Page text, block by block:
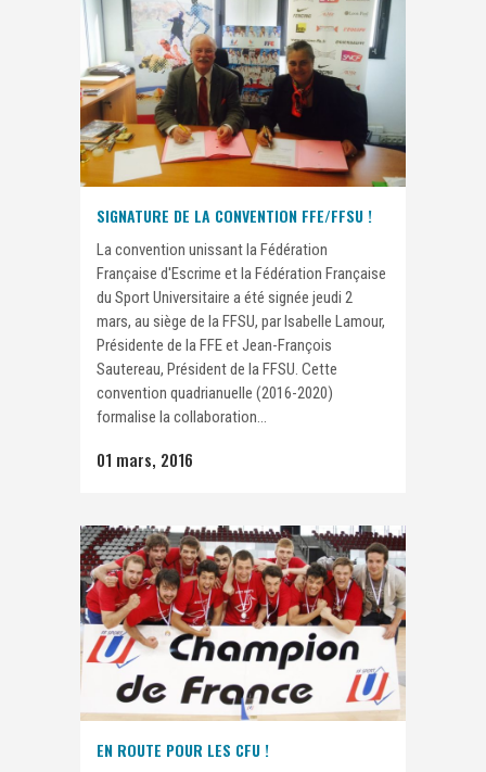
SIGNATURE DE LA CONVENTION FFE/FFSU !
La convention unissant la Fédération
Française d'Escrime et la Fédération Française
du Sport Universitaire a été signée jeudi 2
mars, au siège de la FFSU, par Isabelle Lamour,
Présidente de la FFE et Jean-François
Sautereau, Président de la FFSU. Cette
convention quadrianuelle (2016-2020)
formalise la collaboration...
01 mars, 2016
EN ROUTE POUR LES CFU !